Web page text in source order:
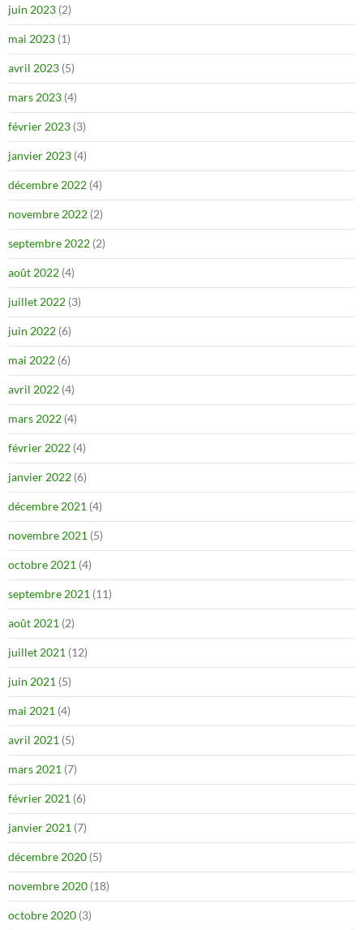
juin 2023 (2)
mai 2023 (1)
avril 2023 (5)
mars 2023 (4)
février 2023 (3)
janvier 2023 (4)
décembre 2022 (4)
novembre 2022 (2)
septembre 2022 (2)
août 2022 (4)
juillet 2022 (3)
juin 2022 (6)
mai 2022 (6)
avril 2022 (4)
mars 2022 (4)
février 2022 (4)
janvier 2022 (6)
décembre 2021 (4)
novembre 2021 (5)
octobre 2021 (4)
septembre 2021 (11)
août 2021 (2)
juillet 2021 (12)
juin 2021 (5)
mai 2021 (4)
avril 2021 (5)
mars 2021 (7)
février 2021 (6)
janvier 2021 (7)
décembre 2020 (5)
novembre 2020 (18)
octobre 2020 (3)